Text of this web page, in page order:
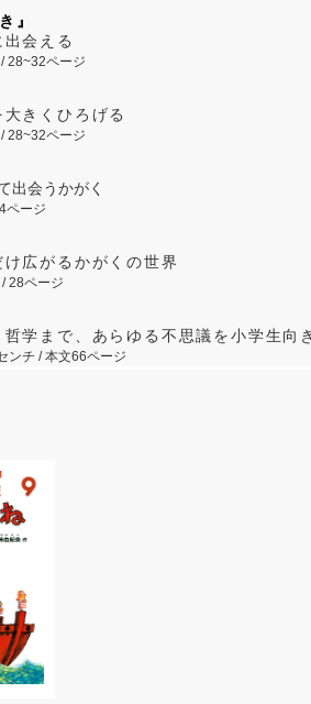
』
会える
28~32ページ
きくひろげる
28~32ページ
出会うかがく
ページ
広がるかがくの世界
28ページ
学まで、あらゆる不思議を小学生向
ンチ / 本文66ページ